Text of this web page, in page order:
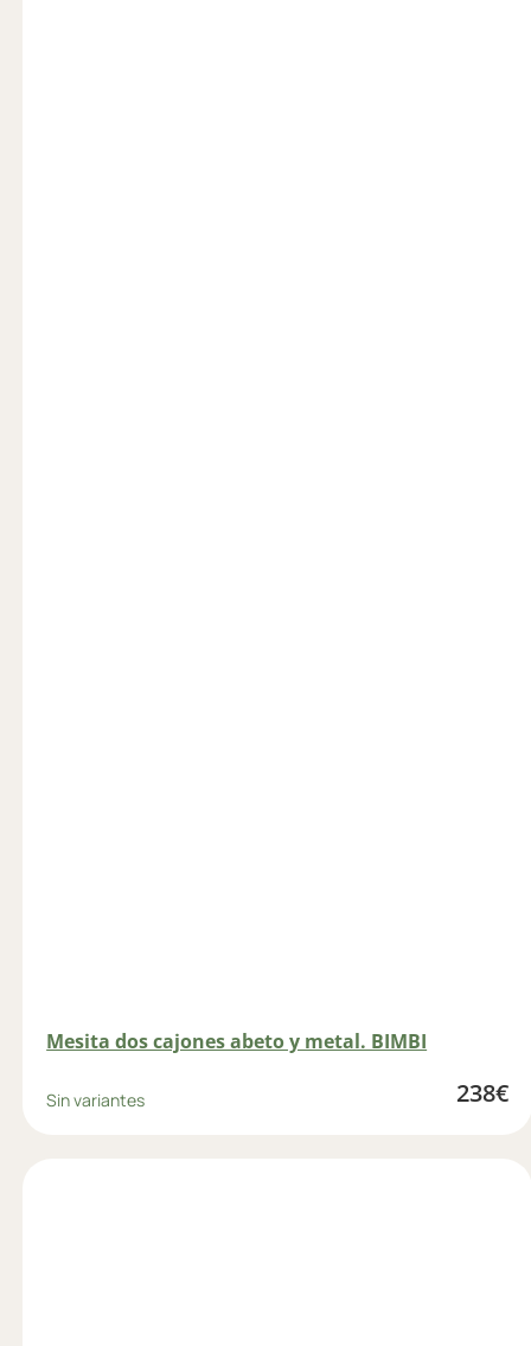
Mesita dos cajones abeto y metal. BIMBI
Sin variantes 238€